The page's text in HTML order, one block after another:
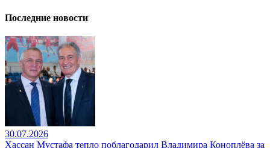
Последние новости
30.07.2026
Хассан Мустафа тепло поблагодарил Владимира Коноплёва за